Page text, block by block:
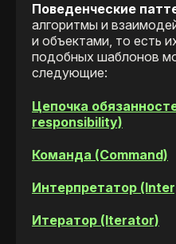
Поведенческие
алгоритмы и
и объектами, то есть
подобных шаблонов
следующие:
Цепочка
responsibility)
Команда (Command)
Интерпретатор
Итератор (Iterator)